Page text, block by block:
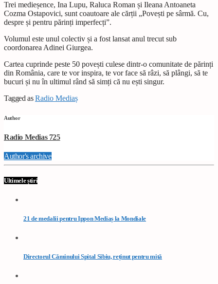
Trei medieșence, Ina Lupu, Raluca Roman și Ileana Antoaneta
Cozma Ostapovici, sunt coautoare ale cărții „Povești pe sârmă. Cu,
despre și pentru părinți imperfecți”.
Volumul este unul colectiv și a fost lansat anul trecut sub
coordonarea Adinei Giurgea.
Cartea cuprinde peste 50 povești culese dintr-o comunitate de părinți
din România, care te vor inspira, te vor face să râzi, să plângi, să te
bucuri și nu în ultimul rând să simți că nu ești singur.
Tagged asRadio Mediaș
Author
Radio Medias 725
Author's archive
Ultimele știri
21 de medalii pentru Ippon Mediaș la Mondiale
Directorul Căminului Spital Sibiu, reținut pentru mită